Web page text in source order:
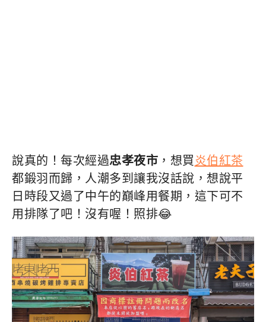
說真的！每次經過忠孝夜市 ，想買炎伯紅茶
都鍛羽而歸，人潮多到讓我沒話說，想說平
日時段又過了中午的巔峰用餐期，這下可不
用排隊了吧！沒有喔！照排😂